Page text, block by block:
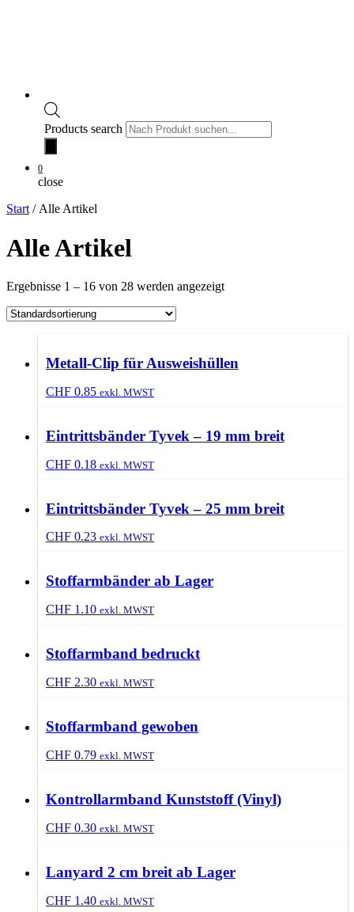
Products search
0
close
Start / Alle Artikel
Alle Artikel
Ergebnisse 1 – 16 von 28 werden angezeigt
Metall-Clip für Ausweishüllen
CHF 0.85 exkl. MWST
Eintrittsbänder Tyvek – 19 mm breit
CHF 0.18 exkl. MWST
Eintrittsbänder Tyvek – 25 mm breit
CHF 0.23 exkl. MWST
Stoffarmbänder ab Lager
CHF 1.10 exkl. MWST
Stoffarmband bedruckt
CHF 2.30 exkl. MWST
Stoffarmband gewoben
CHF 0.79 exkl. MWST
Kontrollarmband Kunststoff (Vinyl)
CHF 0.30 exkl. MWST
Lanyard 2 cm breit ab Lager
CHF 1.40 exkl. MWST